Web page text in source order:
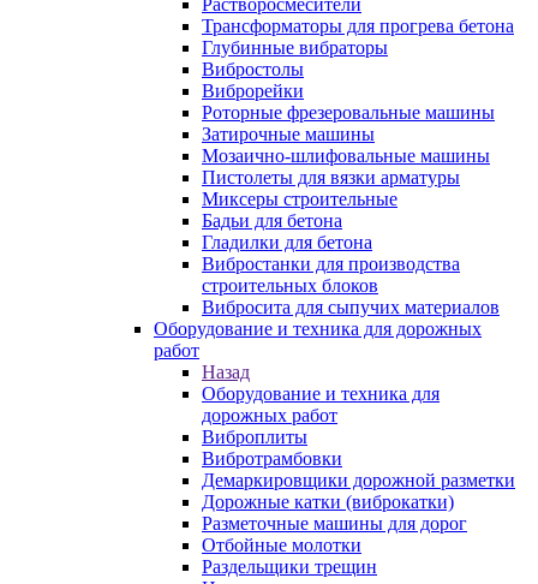
Растворосмесители
Трансформаторы для прогрева бетона
Глубинные вибраторы
Вибростолы
Виброрейки
Роторные фрезеровальные машины
Затирочные машины
Мозаично-шлифовальные машины
Пистолеты для вязки арматуры
Миксеры строительные
Бадьи для бетона
Гладилки для бетона
Вибростанки для производства
строительных блоков
Вибросита для сыпучих материалов
Оборудование и техника для дорожных
работ
Назад
Оборудование и техника для
дорожных работ
Виброплиты
Вибротрамбовки
Демаркировщики дорожной разметки
Дорожные катки (виброкатки)
Разметочные машины для дорог
Отбойные молотки
Раздельщики трещин